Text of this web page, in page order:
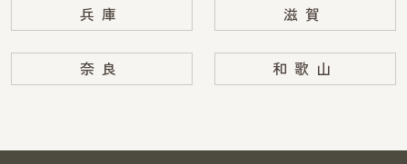
兵庫 滋賀
奈良 和歌山